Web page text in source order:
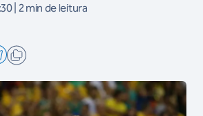
| 2 min de leitura